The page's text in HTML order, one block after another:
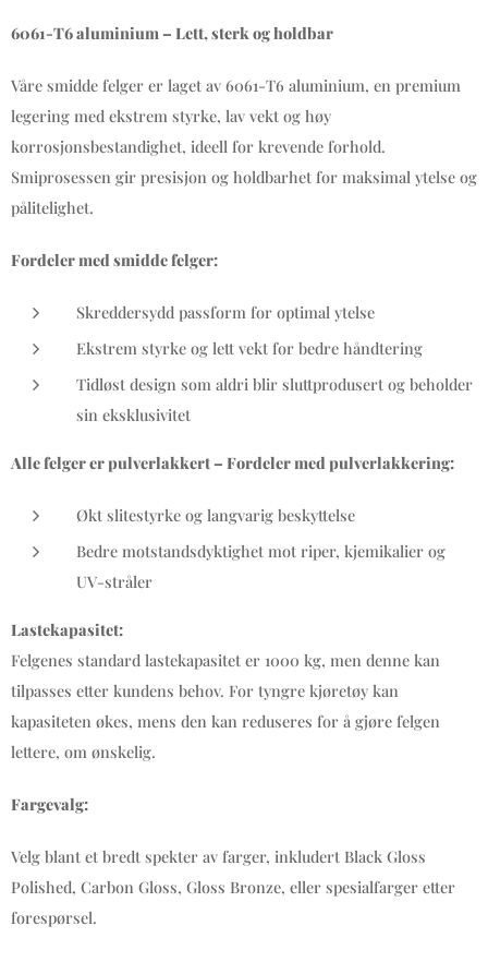
6061-T6 aluminium – Lett, sterk og holdbar
Våre smidde felger er laget av 6061-T6 aluminium, en premium
legering med ekstrem styrke, lav vekt og høy
korrosjonsbestandighet, ideell for krevende forhold.
Smiprosessen gir presisjon og holdbarhet for maksimal ytelse og
pålitelighet.
Fordeler med smidde felger:
Skreddersydd passform for optimal ytelse
Ekstrem styrke og lett vekt for bedre håndtering
Tidløst design som aldri blir sluttprodusert og beholder
sin eksklusivitet
Alle felger er pulverlakkert – Fordeler med pulverlakkering:
Økt slitestyrke og langvarig beskyttelse
Bedre motstandsdyktighet mot riper, kjemikalier og
UV-stråler
Lastekapasitet:
Felgenes standard lastekapasitet er 1000 kg, men denne kan
tilpasses etter kundens behov. For tyngre kjøretøy kan
kapasiteten økes, mens den kan reduseres for å gjøre felgen
lettere, om ønskelig.
Fargevalg:
Velg blant et bredt spekter av farger, inkludert Black Gloss
Polished, Carbon Gloss, Gloss Bronze, eller spesialfarger etter
forespørsel.